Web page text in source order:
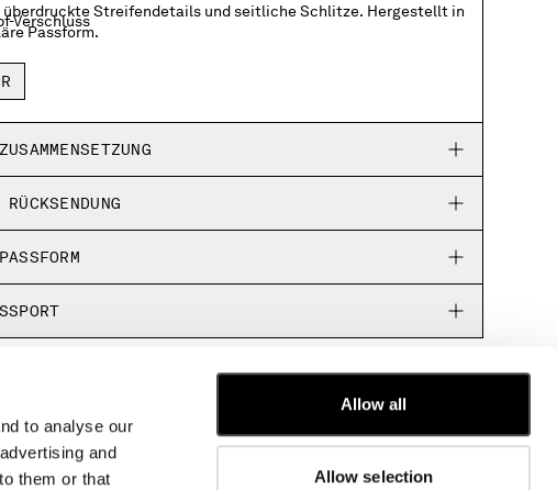
to analyse our
and
them or that
Allow all
Allow selection
überdruckte Streifendetails und seitliche Schlitze. Hergestellt in
Passform.
Verschluss
mit aufgedrucktem Logo
Streifendetails
in Italien
FIT-GUIDE